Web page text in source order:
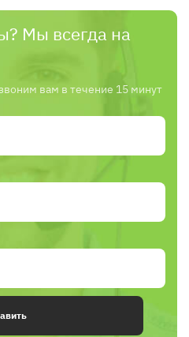
Мы всегда на
вам в течение 15 минут